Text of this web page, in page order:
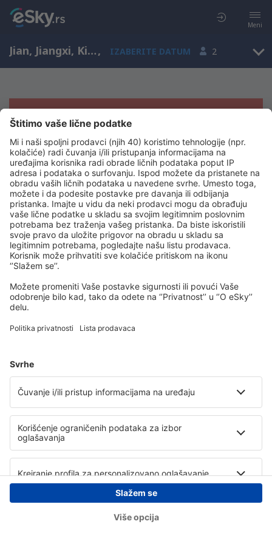
Meni
Jian, Jiangxi, Kina, IZABERITE DATUM 2
Žao nam je, ne možemo da prikažemo
rezultate
Pokušajte još jednom kad izaberete druge kriterijume
Copyright © eSky.rs. Sva prava zadržana.